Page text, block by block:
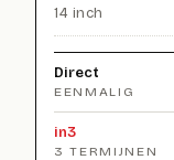
14 inch
Direct
EENMALIG
in3
3 TERMIJNEN